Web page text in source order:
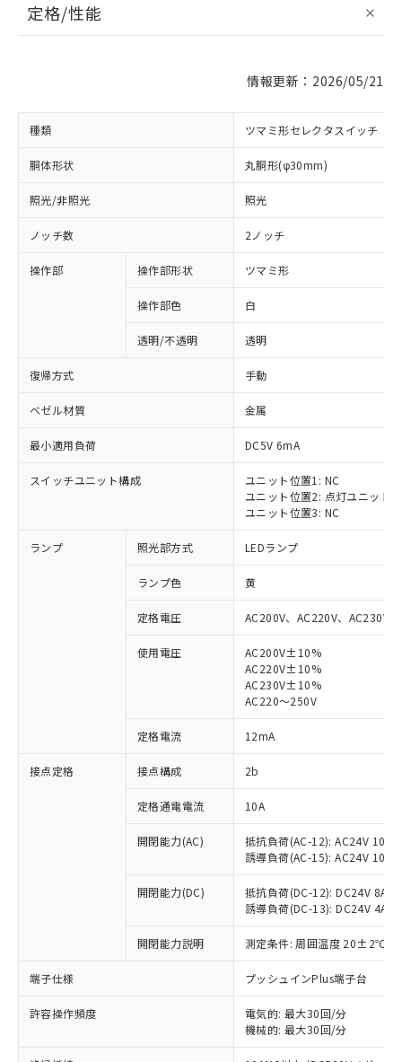
定格/性能
情報更新：2026/05/21
種類 ツマミ形セレクタスイッチ
胴体形状 丸胴形(φ30mm)
照光/非照光 照光
ノッチ数 2ノッチ
操作部 操作部形状 ツマミ形
操作部色 白
透明/不透明 透明
復帰方式 手動
ベゼル材質 金属
最小適用負荷 DC5V 6mA
スイッチユニット構成
ユニット位置1: NC
ユニット位置2: 点灯ユニット
ユニット位置3: NC
ランプ 照光部方式 LEDランプ
ランプ色 黄
定格電圧 AC200V、AC220V、AC230V
使用電圧
AC200V±10%
AC220V±10%
AC230V±10%
AC220～250V
定格電流 12mA
接点定格 接点構成 2b
定格通電電流 10A
開閉能力(AC)
抵抗負荷(AC-12): AC24V 10A/
誘導負荷(AC-15): AC24V
開閉能力(DC)
抵抗負荷(DC-12): DC24V 8A/
誘導負荷(DC-13): DC24V 4A/
開閉能力説明 測定条件: 周囲温度 20±2℃、
端子仕様 プッシュインPlus端子台
許容操作頻度
電気的: 最大30回/分
機械的: 最大30回/分
ご利用条件
以下の条件をお読みいただき、同意のうえ
ご利用ください。
本サービスは、当社制御機器事業取扱
商品の当社在庫状況および標準価格
(税抜)を提供させていただくもので
当社制御機器事業取扱商品の中には、
ことをご了承ください。
在庫状況および標準価格照会結果は、
記載している更新日時点での社内デー
タに基づき作成されるものであり、閲
※1 対応状況
対応済み：EU RoHS指令（10物質）の
非含有に対応した製品が提供可能な商品で
対応予定：EU RoHS指令（10物質）の非含
有に対応した製品に切り替える予定のある
対応予定なし：EU RoHS指令（10物質）の
非含有に非対応の商品で、対応品を出す予
定はありません。
調査・確認中：EU RoHS指令（10物質）の
非含有の対応状況を調査中または確認中の
非該当品：ライセンス料など無形物で、有
害物質有無と関係のない商品です。
仕入先様の事情により、非含有部品として
いたものが、含有品と判明した場合などや
むを得ず変更することがあります。
鉛(Pb) 1000ppm以下、 水銀(Hg) 1000ppm以下、 カド
※1 中国RoHS○×表
「○」：最大均質材料含有率が中国RoHSの
基準値以下であることを示します。
「×」：最大均質材料含有率が中国RoHSの
基準値を超えていることを示します。
「－」：未確認です。当社販売部門へお問
い合わせください。
*中国RoHS10物質の基準値 (GB/T26572)：
当社は、これら貴社製品のうち、外国
為替および外国貿易法に定める商品
（以下｢規制貨物等」という）を輸出
または国外への提供する場合は、日本
国政府の輸出許可(または役務取引許